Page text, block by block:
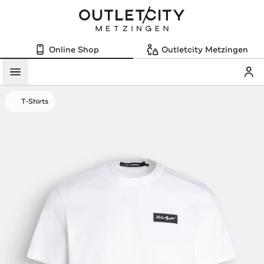
Online Shop Outletcity Metzingen
Menü
T-Shirts